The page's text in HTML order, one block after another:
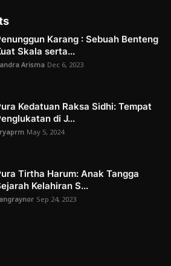
Karang : Sebuah Benteng
Skala serta...
Arisma Dec 6, 2023
Kedatuan Raksa Sidhi: Tempat
di J...
May 5, 2024
Tirtha Harum: Anak Tangga
Kelahiran S...
Sep 24, 2023